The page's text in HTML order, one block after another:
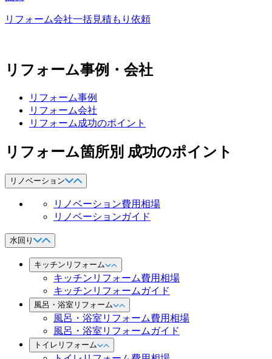
リフォーム会社一括見積もり依頼
リフォーム事例・会社
リフォーム事例
リフォーム会社
リフォーム成功のポイント
リフォーム箇所別 成功のポイント
リノベーション
リノベーション費用相場
リノベーションガイド
水回り
キッチンリフォーム
キッチンリフォーム費用相場
キッチンリフォームガイド
風呂・浴室リフォーム
風呂・浴室リフォーム費用相場
風呂・浴室リフォームガイド
トイレリフォーム